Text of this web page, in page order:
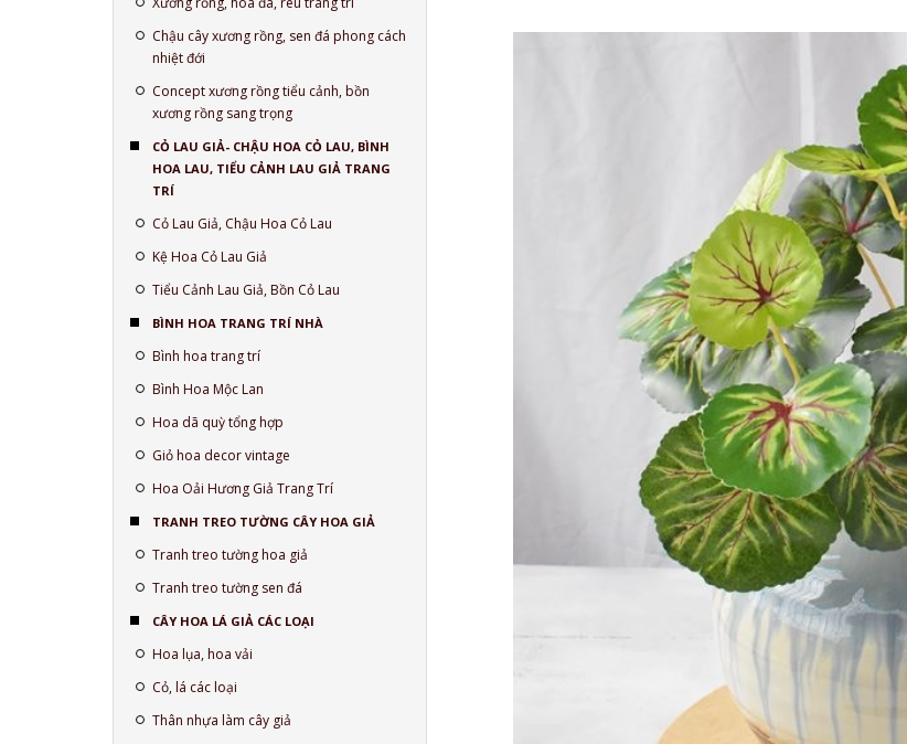
Chậu cây xương rồng, sen đá phong cách
nhiệt đới
Concept xương rồng tiểu cảnh, bồn
xương rồng sang trọng
CỎ LAU GIẢ- CHẬU HOA CỎ LAU, BÌNH
HOA LAU, TIỂU CẢNH LAU GIẢ TRANG
TRÍ
Cỏ Lau Giả, Chậu Hoa Cỏ Lau
Kệ Hoa Cỏ Lau Giả
Tiểu Cảnh Lau Giả, Bồn Cỏ Lau
BÌNH HOA TRANG TRÍ NHÀ
Bình hoa trang trí
Bình Hoa Mộc Lan
Hoa dã quỳ tổng hợp
Giỏ hoa decor vintage
Hoa Oải Hương Giả Trang Trí
TRANH TREO TƯỜNG CÂY HOA GIẢ
Tranh treo tường hoa giả
Tranh treo tường sen đá
CÂY HOA LÁ GIẢ CÁC LOẠI
Hoa lụa, hoa vải
Cỏ, lá các loại
Thân nhựa làm cây giả